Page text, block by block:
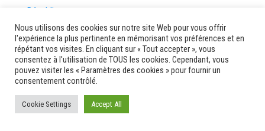
République
Ressources humaines
Résultats des courses – PMU
réunion publique
revolution
Rhum
Rivière-Pilote
Nous utilisons des cookies sur notre site Web pour vous offrir
l'expérience la plus pertinente en mémorisant vos préférences et en
répétant vos visites. En cliquant sur « Tout accepter », vous
consentez à l'utilisation de TOUS les cookies. Cependant, vous
pouvez visiter les « Paramètres des cookies » pour fournir un
consentement contrôlé.
Cookie Settings Accept All